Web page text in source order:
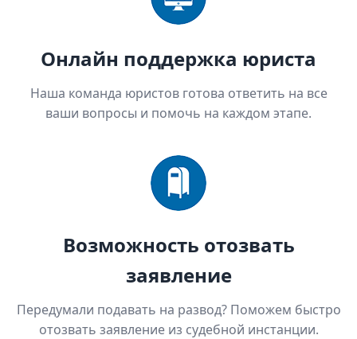
Онлайн поддержка юриста
Наша команда юристов готова ответить на все
ваши вопросы и помочь на каждом этапе.
Возможность отозвать
заявление
Передумали подавать на развод? Поможем быстро
отозвать заявление из судебной инстанции.